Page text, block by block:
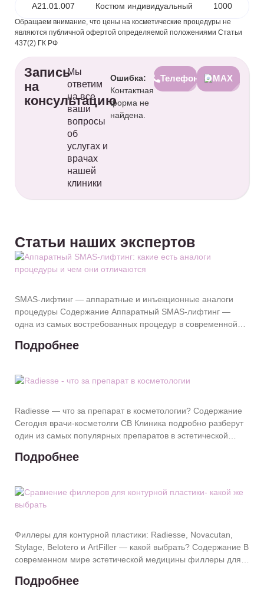
А21.01.007 Костюм индивидуальный 1000
Обращаем внимание, что цены на косметические процедуры не
являются публичной офертой определяемой положениями Статьи
437(2) ГК РФ
Запись
на
консультацию
Мы
ответим
на все
ваши
вопросы
об
услугах и
врачах
нашей
клиники
Ошибка:
Контактная
форма не
найдена.
Телефон MAX
Статьи наших экспертов
SMAS-лифтинг — аппаратные и инъекционные аналоги
процедуры Содержание Аппаратный SMAS-лифтинг —
одна из самых востребованных процедур в современной
улучшение
Подробнее
Radiesse — что за препарат в косметологии? Содержание
Сегодня врачи-косметолги СВ Клиника подробно разберут
один из самых популярных препаратов в эстетической
Подробнее
Филлеры для контурной пластики: Radiesse, Novacutan,
Stylage, Belotero и ArtFiller — какой выбрать? Содержание В
современном мире эстетической медицины филлеры для
Подробнее